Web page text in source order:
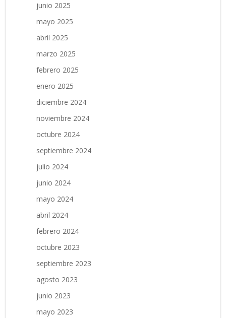
junio 2025
mayo 2025
abril 2025
marzo 2025
febrero 2025
enero 2025
diciembre 2024
noviembre 2024
octubre 2024
septiembre 2024
julio 2024
junio 2024
mayo 2024
abril 2024
febrero 2024
octubre 2023
septiembre 2023
agosto 2023
junio 2023
mayo 2023